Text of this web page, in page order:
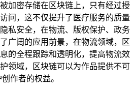
加密存储在区块链上，只有经过授
问，这不仅提升了医疗服务的质量
私安全，在物流、版权保护、政务
广阔的应用前景，在物流领域，区
的全程跟踪和透明化，提高物流效
领域，区块链可以为作品提供不可
作者的权益。